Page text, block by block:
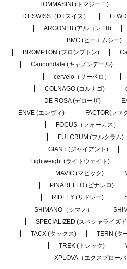
TOMMASINI (トマジーニ)
DT SWISS（DTスイス）
FFWD
ARGON18 (アルゴン 18)
BMC (ビーエムシー)
BROMPTON (ブロンプトン)
Cannondale (キャノンデール)
cervelo（サーベロ）
COLNAGO (コルナゴ)
DE ROSA (デローザ)
ENVE (エンヴィ)
FACTOR(ファ
FOCUS（フォーカス）
FULCRUM (フルクラム)
GIANT (ジャイアント)
Lightweight (ライトウェイト)
MAVIC (マビック)
PINARELLO (ピナレロ)
RIDLEY (リドレー)
SHIMANO（シマノ）
SPECIALIZED (スペシャライズ
TACX (タックス)
TERN (タ
TREK (トレック)
XPLOVA（エクスプローバ